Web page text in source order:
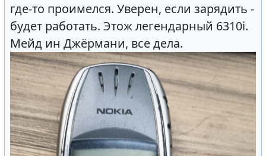
где-то проимелся. Уверен, если зарядить -
будет работать. Этож легендарный 6310i.
Мейд ин Джёрмани, все дела.